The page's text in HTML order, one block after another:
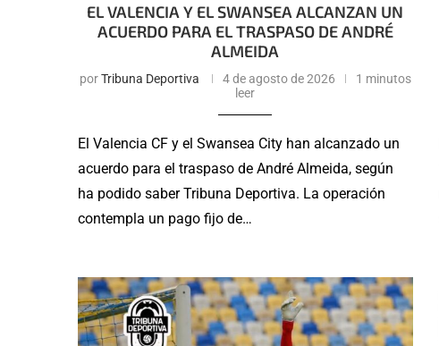
EL VALENCIA Y EL SWANSEA ALCANZAN UN
ACUERDO PARA EL TRASPASO DE ANDRÉ
ALMEIDA
porTribuna Deportiva 4 de agosto de 2026
1 minutos
leer
El Valencia CF y el Swansea City han alcanzado un
acuerdo para el traspaso de André Almeida, según
ha podido saber Tribuna Deportiva. La operación
contempla un pago fijo de…